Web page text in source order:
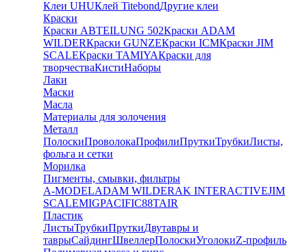
Клеи UHUКлей TitebondДругие клеи
Краски
Краски ABTEILUNG 502Краски ADAM
WILDERКраски GUNZEКраски ICMКраски JIM
SCALEКраски TAMIYAКраски для
творчестваКистиНаборы
Лаки
Маски
Масла
Материалы для золочения
Металл
ПолоскиПроволокаПрофилиПруткиТрубкиЛисты,
фольга и сетки
Морилка
Пигменты, смывки, фильтры
A-MODELADAM WILDERAK INTERACTIVEJIM
SCALEMIGPACIFIC88TAIR
Пластик
ЛистыТрубкиПруткиДвутавры и
таврыСайдингШвеллерПолоскиУголокиZ-профиль